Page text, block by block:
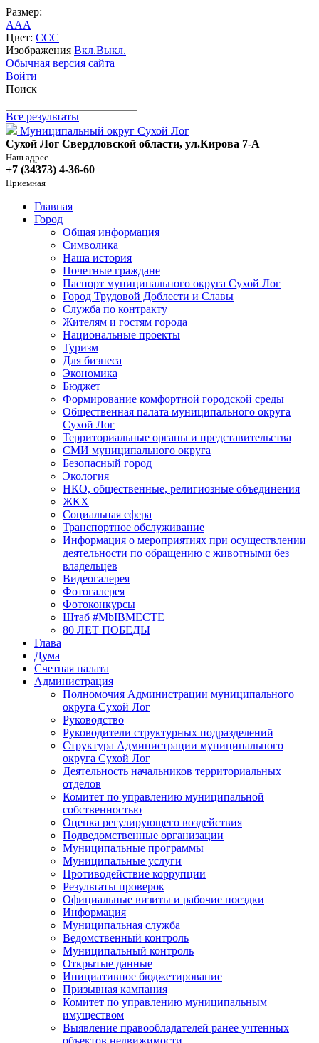
Размер:
AAA
Цвет: CCC
Изображения Вкл.Выкл.
Обычная версия сайта
Войти
Поиск
Все результаты
Муниципальный округ Сухой Лог
Сухой Лог Свердловской области, ул.Кирова 7-А
Наш адрес
+7 (34373) 4-36-60
Приемная
Главная
Город
Общая информация
Символика
Наша история
Почетные граждане
Паспорт муниципального округа Сухой Лог
Город Трудовой Доблести и Славы
Служба по контракту
Жителям и гостям города
Национальные проекты
Туризм
Для бизнеса
Экономика
Бюджет
Формирование комфортной городской среды
Общественная палата муниципального округа
Сухой Лог
Территориальные органы и представительства
СМИ муниципального округа
Безопасный город
Экология
НКО, общественные, религиозные объединения
ЖКХ
Социальная сфера
Транспортное обслуживание
Информация о мероприятиях при осуществлении
деятельности по обращению с животными без
владельцев
Видеогалерея
Фотогалерея
Фотоконкурсы
Штаб #MbIBMECTE
80 ЛЕТ ПОБЕДЫ
Глава
Дума
Счетная палата
Администрация
Полномочия Администрации муниципального
округа Сухой Лог
Руководство
Руководители структурных подразделений
Структура Администрации муниципального
округа Сухой Лог
Деятельность начальников территориальных
отделов
Комитет по управлению муниципальной
собственностью
Оценка регулирующего воздействия
Подведомственные организации
Муниципальные программы
Муниципальные услуги
Противодействие коррупции
Результаты проверок
Официальные визиты и рабочие поездки
Информация
Муниципальная служба
Ведомственный контроль
Муниципальный контроль
Открытые данные
Инициативное бюджетирование
Призывная кампания
Комитет по управлению муниципальным
имуществом
Выявление правообладателей ранее учтенных
объектов недвижимости